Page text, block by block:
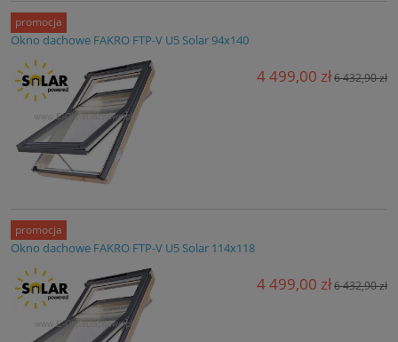
Okno dachowe FAKRO FTP-V U5 Solar 94x140
4 499,00 zł6 432,90 zł
promocja
Okno dachowe FAKRO FTP-V U5 Solar 114x118
4 499,00 zł6 432,90 zł
promocja